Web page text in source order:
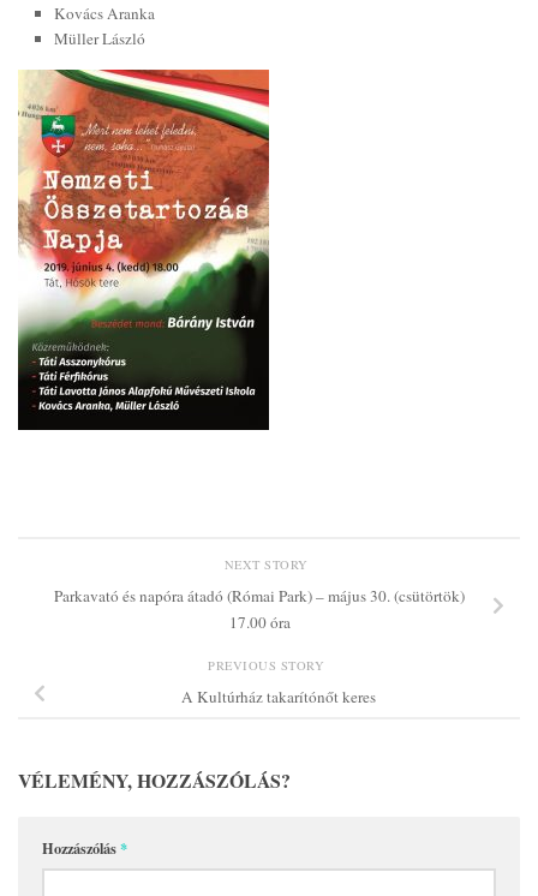
Kovács Aranka
Müller László
NEXT STORY
Parkavató és napóra átadó (Római Park) – május 30. (csütörtök)
17.00 óra
PREVIOUS STORY
A Kultúrház takarítónőt keres
VÉLEMÉNY, HOZZÁSZÓLÁS?
Hozzászólás*